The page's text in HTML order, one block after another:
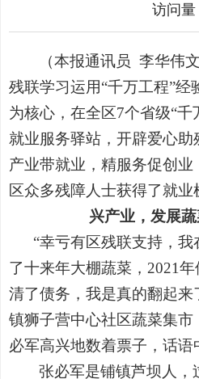
访问量
（本报通讯员李华伟
残联学习运用“千万工程”经
为核心，在全区7个省级“
就业服务驿站，开辟爱心
产业带就业，精服务促创
区众多残障人士获得了就业
兴产业，发展
“幸亏有区残联支持，我
了十来年大棚蔬菜，2021
清了债务，我是真的翻起来
镇狮子营中心社区蔬菜集
必军高兴地数着票子，话语
张必军是铺镇芦坝人，